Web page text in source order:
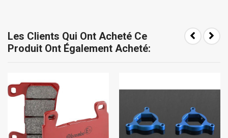
Les Clients Qui Ont Acheté Ce
Produit Ont Également Acheté: